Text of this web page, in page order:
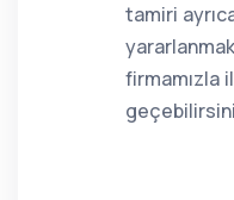
tamiri
firmamızla